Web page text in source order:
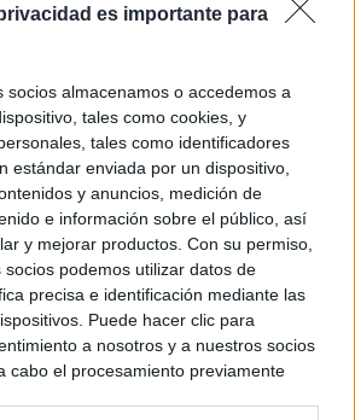
es importante para
socios almacenamos o accedemos a
tales como cookies, y
tales como identificadores
estándar enviada por un dispositivo,
y anuncios, medición de
e información sobre el público, así
y mejorar productos. Con su permiso,
podemos utilizar datos de
precisa e identificación mediante las
Puede hacer clic para
a nosotros y a nuestros socios
cabo el procesamiento previamente